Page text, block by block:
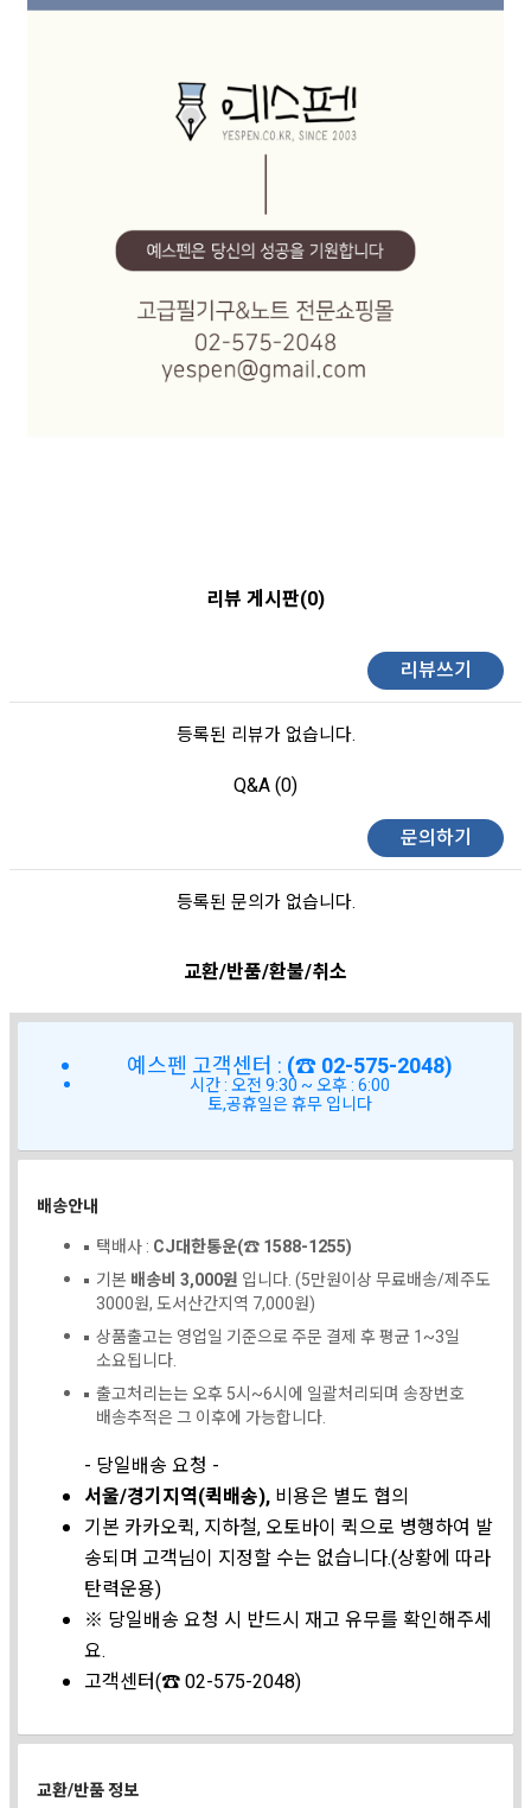
리뷰 게시판(0)
리뷰쓰기
등록된 리뷰가 없습니다.
Q&A (0)
문의하기
등록된 문의가 없습니다.
교환/반품/환불/취소
예스펜 고객센터 : (☎ 02-575-2048)
시간 : 오전 9:30 ~ 오후 : 6:00
토,공휴일은 휴무 입니다
배송안내
택배사 : CJ대한통운(☎ 1588-1255)
기본 배송비 3,000원 입니다. (5만원이상 무료배송/제주도
3000원, 도서산간지역 7,000원)
상품출고는 영업일 기준으로 주문 결제 후 평균 1~3일
소요됩니다.
출고처리는는 오후 5시~6시에 일괄처리되며 송장번호
배송추적은 그 이후에 가능합니다.
- 당일배송 요청 -
서울/경기지역(퀵배송), 비용은 별도 협의
기본 카카오퀵, 지하철, 오토바이 퀵으로 병행하여 발
송되며 고객님이 지정할 수는 없습니다.(상황에 따라
탄력운용)
※ 당일배송 요청 시 반드시 재고 유무를 확인해주세
요.
고객센터(☎ 02-575-2048)
교환/반품 정보